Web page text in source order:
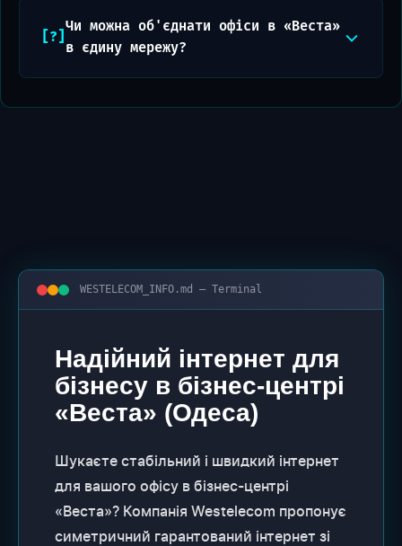
Чи можна об'єднати офіси в «Веста»
в єдину мережу?
WESTELECOM_INFO.md — Terminal
Надійний інтернет для
бізнесу в бізнес-центрі
«Веста» (Одеса)
Шукаєте стабільний і швидкий інтернет
для вашого офісу в бізнес-центрі
«Веста»? Компанія Westelecom пропонує
симетричний гарантований інтернет зі